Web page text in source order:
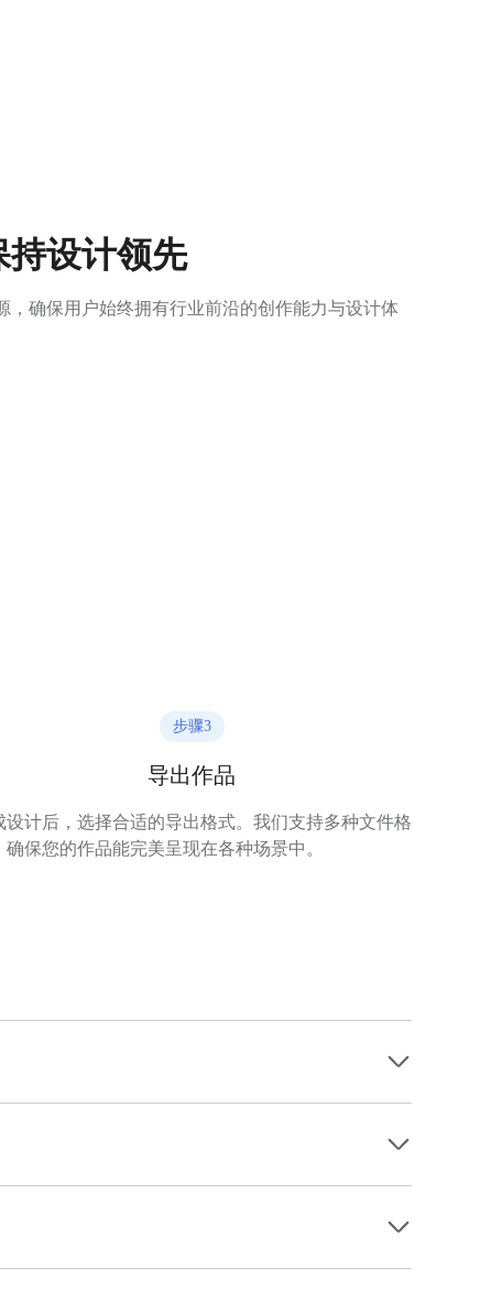
设计领先
，确保用户始终拥有行业前沿的创作能力与设计体
步骤3
导出作品
设计后，选择合适的导出格式。我们支持多种文件格
确保您的作品能完美呈现在各种场景中。